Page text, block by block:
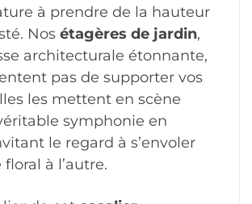
à prendre de la hauteur
Nos étagères de jardin,
architecturale étonnante,
pas de supporter vos
les mettent en scène
symphonie en
le regard à s’envoler
à l’autre.